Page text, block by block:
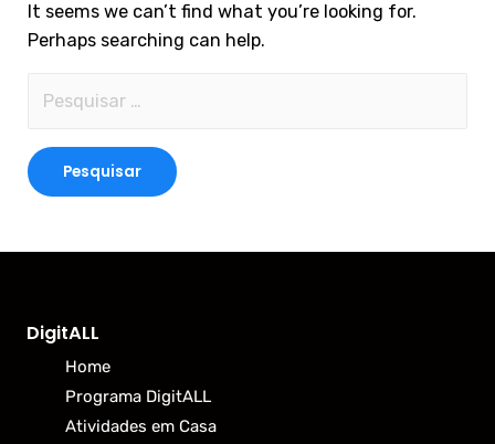
It seems we can’t find what you’re looking for.
Perhaps searching can help.
DigitALL
Home
Programa DigitALL
Atividades em Casa